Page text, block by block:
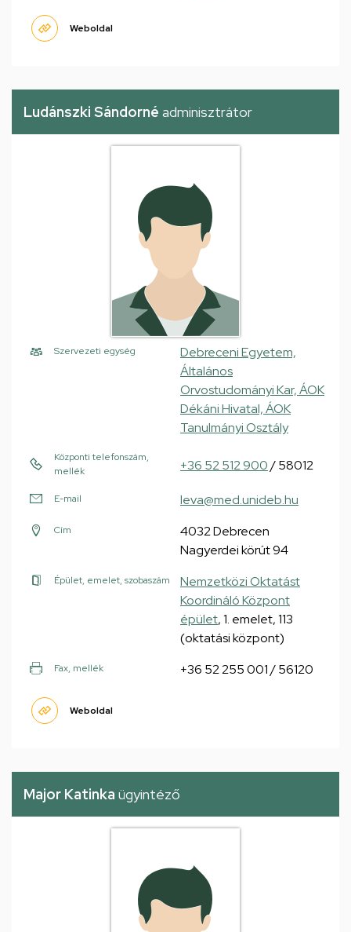
Weboldal
Ludánszki Sándorné adminisztrátor
Szervezeti egység
Debreceni Egyetem,
Általános
Orvostudományi Kar, ÁOK
Dékáni Hivatal, ÁOK
Tanulmányi Osztály
Központi telefonszám,
mellék
+36 52 512 900/ 58012
E-mail leva@med.unideb.hu
Cím
4032 Debrecen
Nagyerdei körút 94
Épület, emelet, szobaszám
Nemzetközi Oktatást
Koordináló Központ
épület, 1. emelet, 113
(oktatási központ)
Fax, mellék +36 52 255 001 / 56120
Weboldal
Major Katinka ügyintéző